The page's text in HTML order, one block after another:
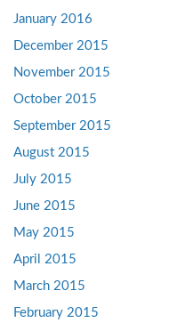
January 2016
December 2015
November 2015
October 2015
September 2015
August 2015
July 2015
June 2015
May 2015
April 2015
March 2015
February 2015